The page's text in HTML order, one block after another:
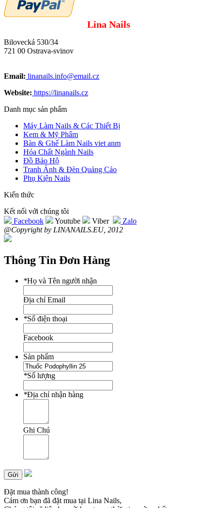
Lina Nails
Bilovecká 530/34
721 00 Ostrava-svinov
Email: linanails.info@email.cz
Website: https://linanails.cz
Danh mục sản phẩm
Máy Làm Nails & Các Thiết Bị
Kem & Mỹ Phẩm
Bàn & Ghế Làm Nails viet anm
Hóa Chất Ngành Nails
Đồ Bảo Hộ
Tranh Ảnh & Đèn Quảng Cáo
Phụ Kiện Nails
Kiến thức
Kết nối với chúng tôi
Facebook
Youtube Viber
Zalo
@Copyright by LINANAILS.EU, 2012
Thông Tin Đơn Hàng
*Họ và Tên người nhận
Địa chỉ Email
*Số điện thoại
Facebook
Sản phẩm
*Số lượng
*Địa chỉ nhận hàng
Ghi Chú
Gửi
Đặt mua thành công!
Cám ơn bạn đã đặt mua tại Lina Nails,